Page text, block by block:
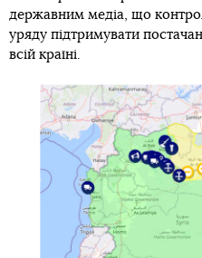
державним медіа, що
уряду підтримувати
всій країні.